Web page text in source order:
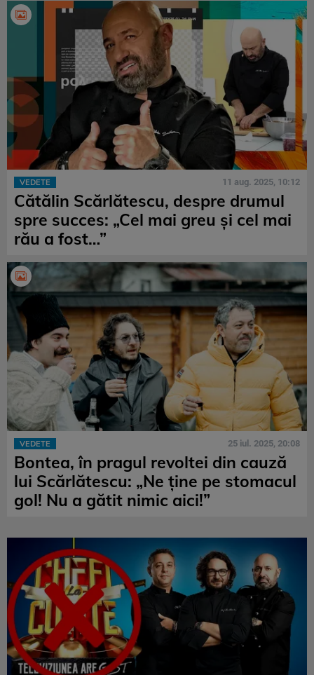
VEDETE 11 aug. 2025, 10:12
Cătălin Scărlătescu, despre drumul
spre succes: „Cel mai greu și cel mai
rău a fost…”
VEDETE 25 iul. 2025, 20:08
Bontea, în pragul revoltei din cauză
lui Scărlătescu: „Ne ține pe stomacul
gol! Nu a gătit nimic aici!”